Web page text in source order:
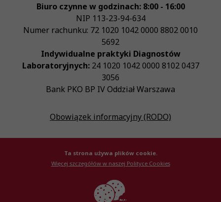
Biuro czynne w godzinach: 8:00 - 16:00
NIP 113-23-94-634
Numer rachunku: 72 1020 1042 0000 8802 0010
5692
Indywidualne praktyki Diagnostów
Laboratoryjnych:24 1020 1042 0000 8102 0437
3056
Bank PKO BP IV Oddział Warszawa
Obowiązek informacyjny (RODO)
© Krajowa Izba Diagnostów Laboratoryjnych 2026
Ta strona używa plików cookie.
Więcej szczegółów w naszej Polityce Cookies